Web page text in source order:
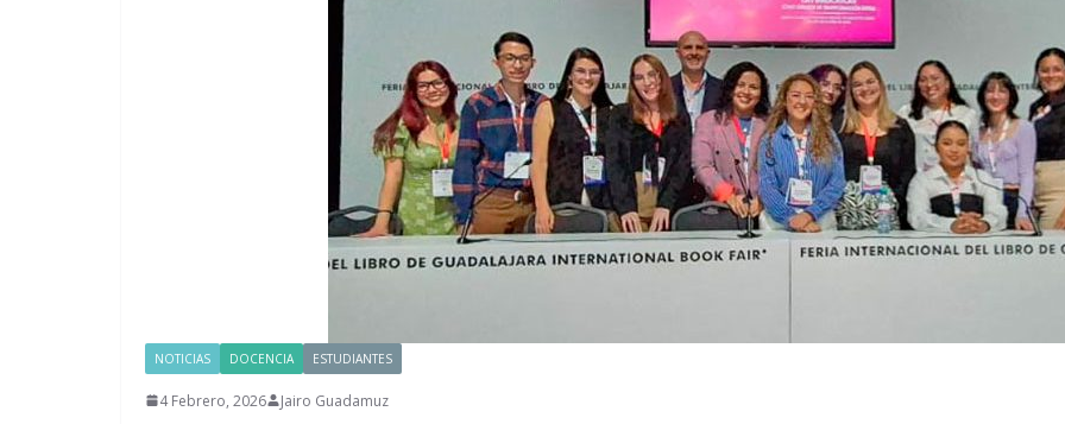
NOTICIAS DOCENCIA ESTUDIANTES
4 Febrero, 2026 Jairo Guadamuz